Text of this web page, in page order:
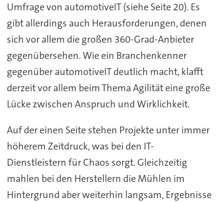
Umfrage von automotiveIT (siehe Seite 20). Es
gibt allerdings auch Herausforderungen, denen
sich vor allem die großen 360-Grad-Anbieter
gegenübersehen. Wie ein Branchenkenner
gegenüber automotiveIT deutlich macht, klafft
derzeit vor allem beim Thema Agilität eine große
Lücke zwischen Anspruch und Wirklichkeit.
Auf der einen Seite stehen Projekte unter immer
höherem Zeitdruck, was bei den IT-
Dienstleistern für Chaos sorgt. Gleichzeitig
mahlen bei den Herstellern die Mühlen im
Hintergrund aber weiterhin langsam, Ergebnisse